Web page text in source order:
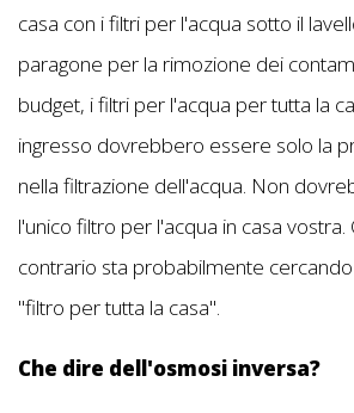
casa con i filtri per l'acqua sotto il
paragone per la rimozione dei
budget, i filtri per l'acqua per tutta la
ingresso dovrebbero essere solo la
nella filtrazione dell'acqua. Non
l'unico filtro per l'acqua in casa vostra.
contrario sta probabilmente
"filtro per tutta la casa".
Che dire dell'osmosi inversa?